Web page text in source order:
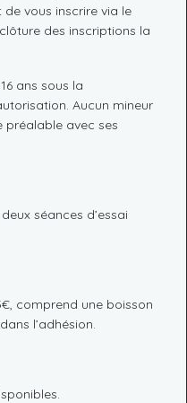
vous inscrire via le
des inscriptions la
ans sous la
Aucun mineur
préalable avec ses
séances d’essai
comprend une boisson
l’adhésion.